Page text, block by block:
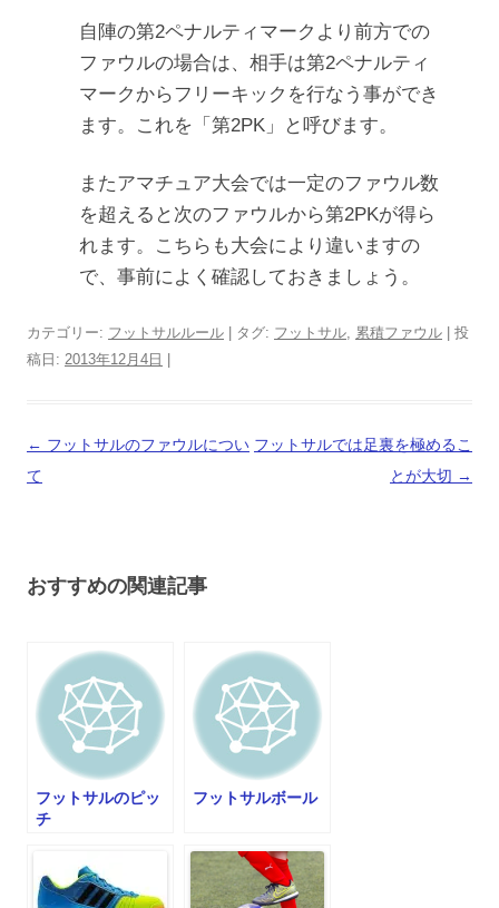
自陣の第2ペナルティマークより前方での
ファウルの場合は、相手は第2ペナルティ
マークからフリーキックを行なう事ができ
ます。これを「第2PK」と呼びます。
またアマチュア大会では一定のファウル数
を超えると次のファウルから第2PKが得ら
れます。こちらも大会により違いますの
で、事前によく確認しておきましょう。
カテゴリー: フットサルルール | タグ: フットサル, 累積ファウル | 投
稿日: 2013年12月4日
投
稿
ー
ン
← フットサルのファウルについ
て
フットサルでは足裏を極めるこ
とが大切 →
おすすめの関連記事
フットサルのピッ
チ
フットサルボール